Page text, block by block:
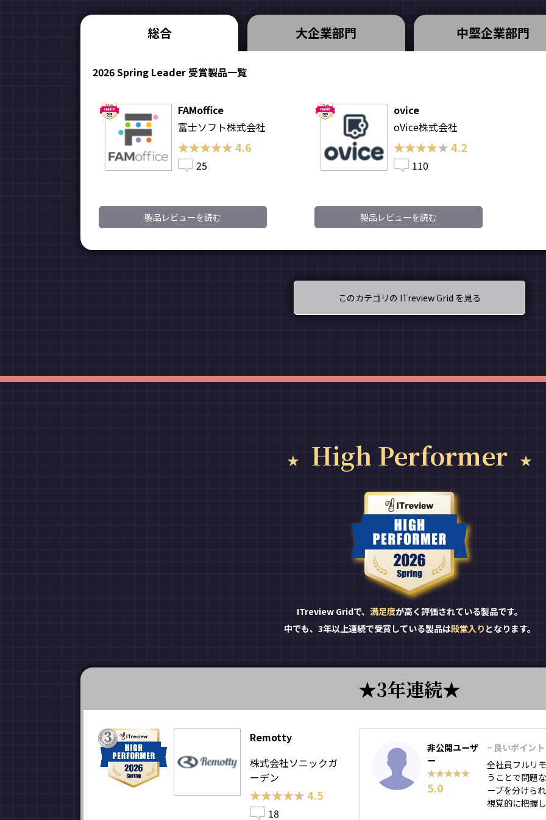
総合 大企業部門 中堅企業部門
2026 Spring Leader 受賞製品一覧
FAMoffice
富士ソフト株式会社
★★★★★
★★★★★4.6
25
製品レビューを読む
ovice
oVice株式会社
★★★★★
★★★★★4.2
110
製品レビューを読む
このカテゴリの ITreview Grid を見る
High Performer
ITreview Gridで、 満足度が高く評価されている製品です。
中でも、3年以上連続で受賞している製品は殿堂入り となります。
3年連続
Remotty
株式会社ソニックガ
ーデン
★★★★★
★★★★★ 4.5
18
非公開ユーザ
ー
★★★★★
★★★★★
5.0
− 良いポイント
全社員フルリ
うことで問題
ープを分けら
視覚的に把握